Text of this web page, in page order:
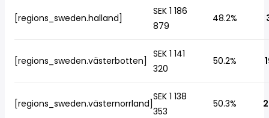
[regions_sweden.halland]
SEK 1 186
879
48.2%
[regions_sweden.västerbotten]
SEK 1 141
320
50.2%
[regions_sweden.västernorrland]
SEK 1 138
353
50.3%